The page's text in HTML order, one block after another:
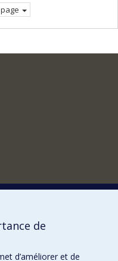
de
d’améliorer et de